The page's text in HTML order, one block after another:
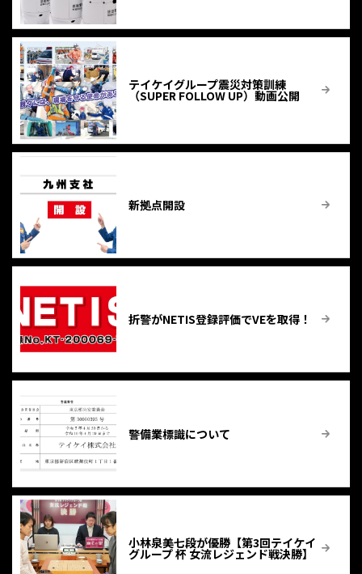
テイケイグループ震災対策訓練
（SUPER FOLLOW UP）動画公開
新拠点開設
折警がNETIS登録評価でVEを取得！
警備業標識について
小林泉美七段が優勝【第3回テイケイ
グループ 杯 女流レジェンド戦決勝】